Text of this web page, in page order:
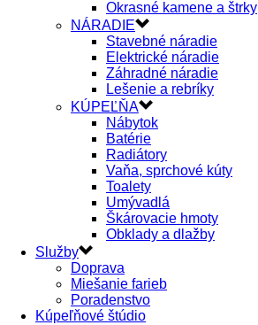
Okrasné kamene a štrky
NÁRADIE
Stavebné náradie
Elektrické náradie
Záhradné náradie
Lešenie a rebríky
KÚPEĽŇA
Nábytok
Batérie
Radiátory
Vaňa, sprchové kúty
Toalety
Umývadlá
Škárovacie hmoty
Obklady a dlažby
Služby
Doprava
Miešanie farieb
Poradenstvo
Kúpeľňové štúdio